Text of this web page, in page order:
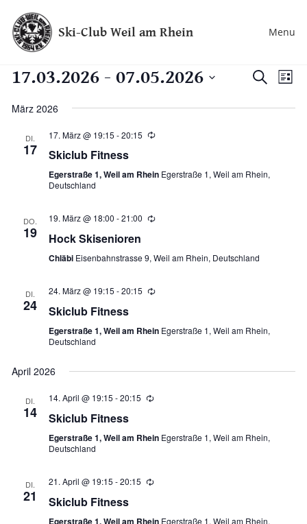
Ski-Club Weil am Rhein Menu
SucheListe
17.03.2026 - 07.05.2026
wählen.
März 2026
DI.
17
17. März @ 19:15 -20:15 Wiederholung
Skiclub Fitness
Egerstraße 1, Weil am Rhein Egerstraße 1, Weil am Rhein,
Deutschland
DO.
19
19. März @ 18:00 -21:00 Wiederholung
Hock Skisenioren
Chläbi Eisenbahnstrasse 9, Weil am Rhein, Deutschland
DI.
24
24. März @ 19:15 -20:15 Wiederholung
Skiclub Fitness
Egerstraße 1, Weil am Rhein Egerstraße 1, Weil am Rhein,
Deutschland
April 2026
DI.
14
14. April @ 19:15 -20:15 Wiederholung
Skiclub Fitness
Egerstraße 1, Weil am Rhein Egerstraße 1, Weil am Rhein,
Deutschland
DI.
21
21. April @ 19:15 -20:15 Wiederholung
Skiclub Fitness
Egerstraße 1, Weil am Rhein Egerstraße 1, Weil am Rhein,